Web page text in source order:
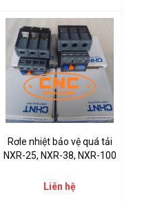
Rơle nhiệt bảo vệ quá tải
NXR-25, NXR-38, NXR-100
Liên hệ